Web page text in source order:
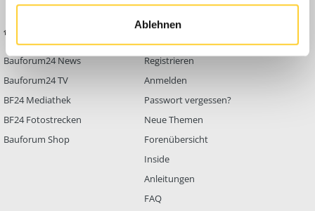
Ablehnen
Bauforum24 News
Bauforum24 TV
BF24 Mediathek
BF24 Fotostrecken
Bauforum Shop
FORUM LINKS
Registrieren
Anmelden
Passwort vergessen?
Neue Themen
Forenübersicht
Inside
Anleitungen
FAQ